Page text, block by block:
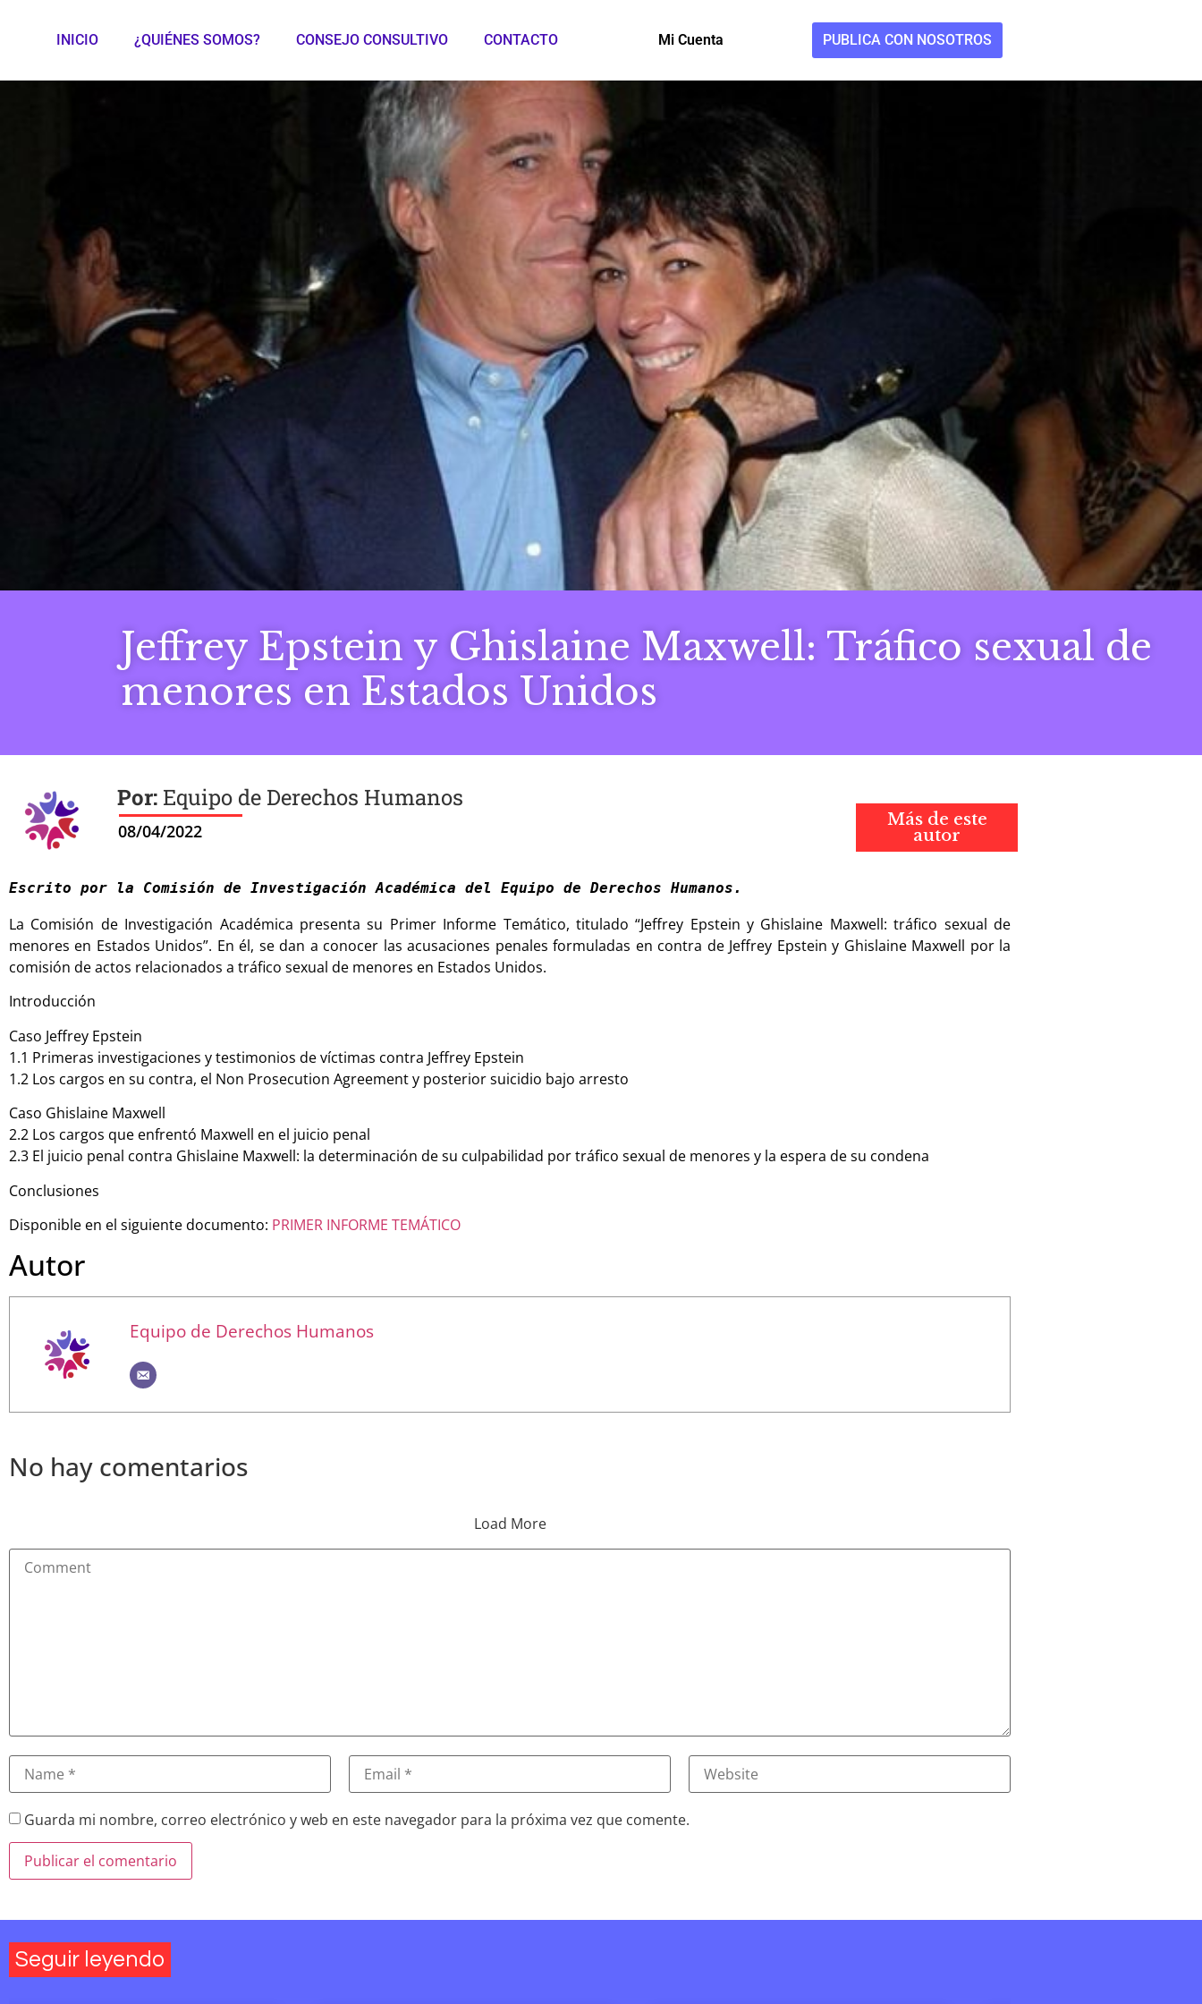
INICIO ¿QUIÉNES SOMOS? CONSEJO CONSULTIVO CONTACTO Mi Cuenta PUBLICA CON NOSOTROS
Jeffrey Epstein y Ghislaine Maxwell: Tráfico sexual de
menores en Estados Unidos
Equipo de Derechos Humanos
Más de este
autor
Escrito por la Comisión de Investigación Académica del Equipo de Derechos Humanos.
La Comisión de Investigación Académica presenta su Primer Informe Temático, titulado “Jeffrey Epstein y Ghislaine Maxwell: tráfico sexual de
menores en Estados Unidos”. En él, se dan a conocer las acusaciones penales formuladas en contra de Jeffrey Epstein y Ghislaine Maxwell por la
comisión de actos relacionados a tráfico sexual de menores en Estados Unidos.
Introducción
Caso Jeffrey Epstein
1.1 Primeras investigaciones y testimonios de víctimas contra Jeffrey Epstein
1.2 Los cargos en su contra, el Non Prosecution Agreement y posterior suicidio bajo arresto
Caso Ghislaine Maxwell
2.2 Los cargos que enfrentó Maxwell en el juicio penal
2.3 El juicio penal contra Ghislaine Maxwell: la determinación de su culpabilidad por tráfico sexual de menores y la espera de su condena
Conclusiones
Disponible en el siguiente documento: PRIMER INFORME TEMÁTICO
Autor
Equipo de Derechos Humanos
No hay comentarios
Load More
Guarda mi nombre, correo electrónico y web en este navegador para la próxima vez que comente.
08/04/2022
Seguir leyendo